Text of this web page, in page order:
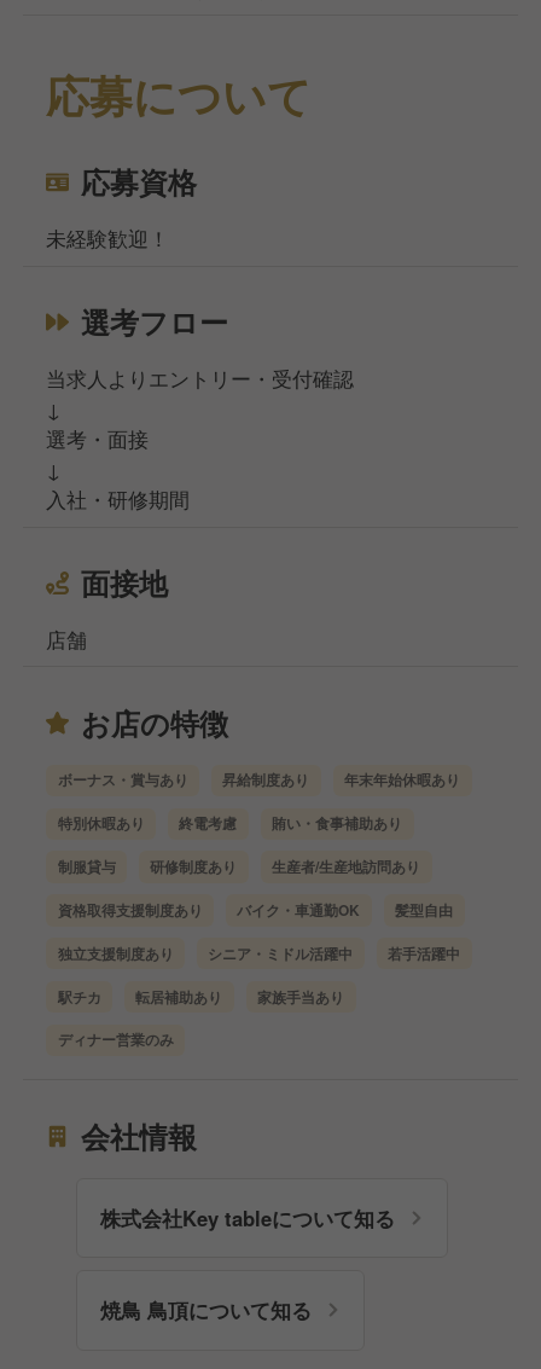
応募について
応募資格
未経験歓迎！
選考フロー
当求人よりエントリー・受付確認
↓
選考・面接
↓
入社・研修期間
面接地
店舗
お店の特徴
ボーナス・賞与あり 昇給制度あり 年末年始休暇あり
特別休暇あり 終電考慮 賄い・食事補助あり
制服貸与 研修制度あり 生産者/生産地訪問あり
資格取得支援制度あり バイク・車通勤OK 髪型自由
独立支援制度あり シニア・ミドル活躍中 若手活躍中
駅チカ 転居補助あり 家族手当あり
ディナー営業のみ
会社情報
株式会社Key tableについて知る
焼鳥 鳥頂について知る